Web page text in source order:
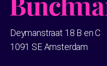
Deymanstraat 18 B en C
1091 SE Amsterdam